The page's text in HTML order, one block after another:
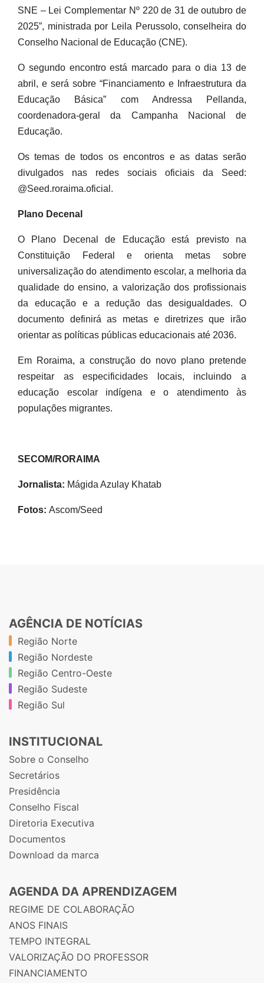
SNE – Lei Complementar Nº 220 de 31 de outubro de
2025”, ministrada por Leila Perussolo, conselheira do
Conselho Nacional de Educação (CNE).
O segundo encontro está marcado para o dia 13 de
abril, e será sobre “Financiamento e Infraestrutura da
Educação Básica” com Andressa Pellanda,
coordenadora-geral da Campanha Nacional de
Educação.
Os temas de todos os encontros e as datas serão
divulgados nas redes sociais oficiais da Seed:
@Seed.roraima.oficial.
Plano Decenal
O Plano Decenal de Educação está previsto na
Constituição Federal e orienta metas sobre
universalização do atendimento escolar, a melhoria da
qualidade do ensino, a valorização dos profissionais
da educação e a redução das desigualdades. O
documento definirá as metas e diretrizes que irão
orientar as políticas públicas educacionais até 2036.
Em Roraima, a construção do novo plano pretende
respeitar as especificidades locais, incluindo a
educação escolar indígena e o atendimento às
populações migrantes.
SECOM/RORAIMA
Jornalista: Mágida Azulay Khatab
Fotos: Ascom/Seed
AGÊNCIA DE NOTÍCIAS
Região Norte
Região Nordeste
Região Centro-Oeste
Região Sudeste
Região Sul
INSTITUCIONAL
Sobre o Conselho
Secretários
Presidência
Conselho Fiscal
Diretoria Executiva
Documentos
Download da marca
AGENDA DA APRENDIZAGEM
REGIME DE COLABORAÇÃO
ANOS FINAIS
TEMPO INTEGRAL
VALORIZAÇÃO DO PROFESSOR
FINANCIAMENTO